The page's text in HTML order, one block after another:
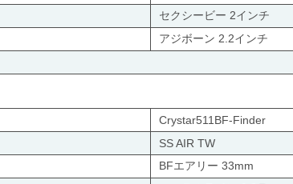
セクシービー 2インチ
アジボーン 2.2インチ
Crystar511BF-Finder
SS AIR TW
BFエアリー 33mm